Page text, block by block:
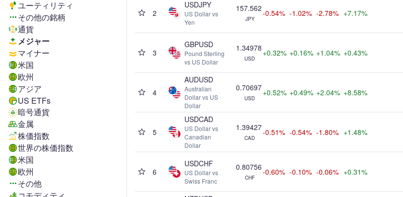
ユーティリティ
その他の銘柄
通貨
メジャー
マイナー
米国
欧州
アジア
US ETFs
暗号通貨
金属
株価指数
世界の株価指数
米国
欧州
その他
2
USDJPY
US Dollar vs
Yen
157.562
JPY
-0.54% -1.02% -2.78% +7.17%
3
GBPUSD
Pound Sterling
vs US Dollar
1.34978
USD
+0.32% +0.16% +1.04% +0.43%
4
AUDUSD
Australian
Dollar vs US
Dollar
0.70697
USD
+0.52% +0.49% +2.04% +8.58%
5
USDCAD
US Dollar vs
Canadian
Dollar
1.39427
CAD
-0.51% -0.54% -1.80% +1.48%
6
USDCHF
US Dollar vs
Swiss Franc
0.80756
CHF
-0.60% -0.10% -0.06% +0.31%